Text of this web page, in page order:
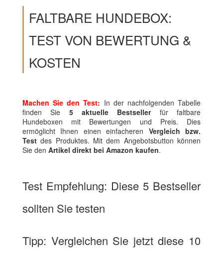
FALTBARE HUNDEBOX:
TEST VON BEWERTUNG &
KOSTEN
Machen Sie den Test: In der nachfolgenden Tabelle
finden Sie 5 aktuelle Bestsellerfür faltbare
Hundeboxen mit Bewertungen und Preis. Dies
ermöglicht Ihnen einen einfacheren Vergleich bzw.
Test des Produktes. Mit dem Angebotsbutton können
Sie den Artikel direkt bei Amazon kaufen.
Test Empfehlung: Diese 5 Bestseller
sollten Sie testen
Tipp: Vergleichen Sie jetzt diese 10